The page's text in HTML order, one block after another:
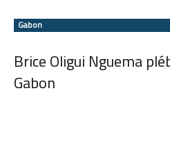
Gabon
Brice Oligui Nguema
Gabon